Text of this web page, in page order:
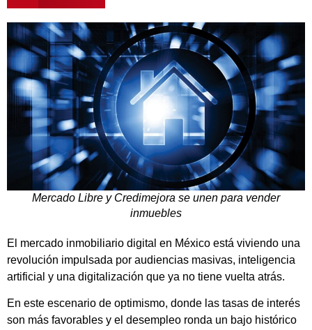
Mercado Libre y Credimejora se unen para vender
inmuebles
El mercado inmobiliario digital en México está viviendo una
revolución impulsada por audiencias masivas, inteligencia
artificial y una digitalización que ya no tiene vuelta atrás.
En este escenario de optimismo, donde las tasas de interés
son más favorables y el desempleo ronda un bajo histórico